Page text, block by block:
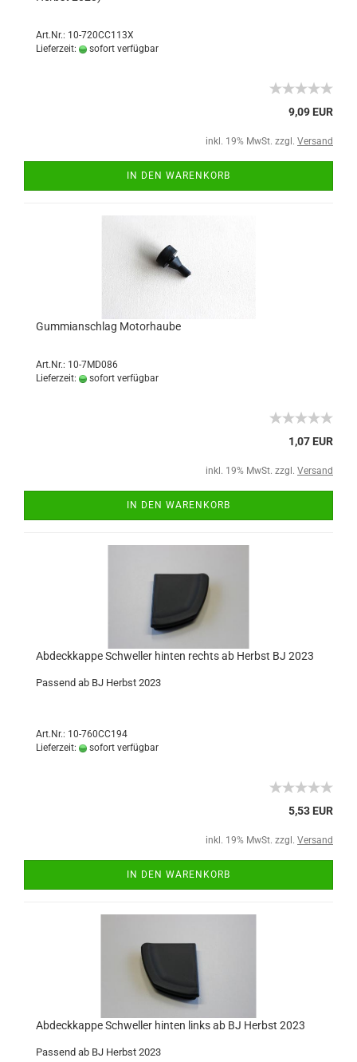
Art.Nr.: 10-720CC113X
Lieferzeit:
sofort verfügbar
9,09 EUR
inkl. 19% MwSt. zzgl. Versand
IN DEN WARENKORB
Gummianschlag Motorhaube
Art.Nr.: 10-7MD086
Lieferzeit:
sofort verfügbar
1,07 EUR
inkl. 19% MwSt. zzgl. Versand
IN DEN WARENKORB
Abdeckkappe Schweller hinten rechts ab Herbst BJ 2023
Passend ab BJ Herbst 2023
Art.Nr.: 10-760CC194
Lieferzeit:
sofort verfügbar
5,53 EUR
inkl. 19% MwSt. zzgl. Versand
IN DEN WARENKORB
Abdeckkappe Schweller hinten links ab BJ Herbst 2023
Passend ab BJ Herbst 2023